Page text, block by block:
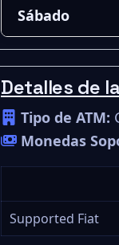
Sábado
Detalles de
Tipo de ATM:
Monedas
Supported Fiat